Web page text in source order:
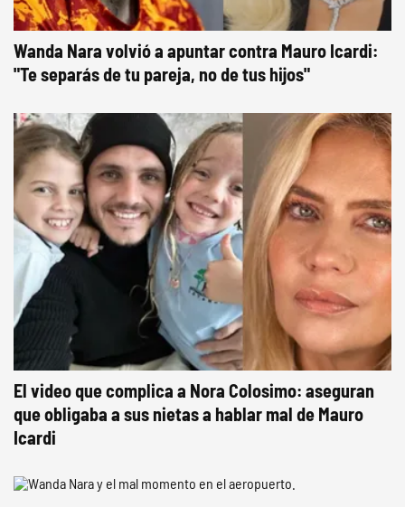
Wanda Nara volvió a apuntar contra Mauro Icardi:
"Te separás de tu pareja, no de tus hijos"
El video que complica a Nora Colosimo: aseguran
que obligaba a sus nietas a hablar mal de Mauro
Icardi